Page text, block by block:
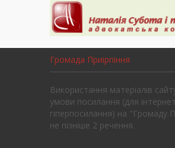
Громада Приірпіння
Використання матеріалів
умови посилання (для
гіперпосилання) на "Громаду
не пізніше 2 речення.